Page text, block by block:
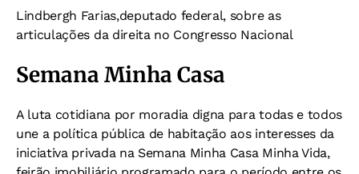
Lindbergh Farias,deputado federal, sobre as
articulações da direita no Congresso Nacional
Semana Minha Casa
A luta cotidiana por moradia digna para todas e todos
une a política pública de habitação aos interesses da
iniciativa privada na Semana Minha Casa Minha Vida,